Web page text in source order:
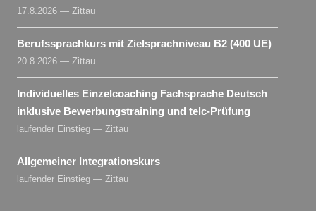
17.8.2026 — Zittau
Berufssprachkurs mit Zielsprachniveau B2 (400 UE)
20.8.2026 — Zittau
Individuelles Einzelcoaching Fachsprache Deutsch
inklusive Bewerbungstraining und telc-Prüfung
laufender Einstieg — Zittau
Allgemeiner Integrationskurs
laufender Einstieg — Zittau